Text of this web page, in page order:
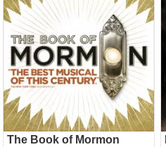
The Book of Mormon